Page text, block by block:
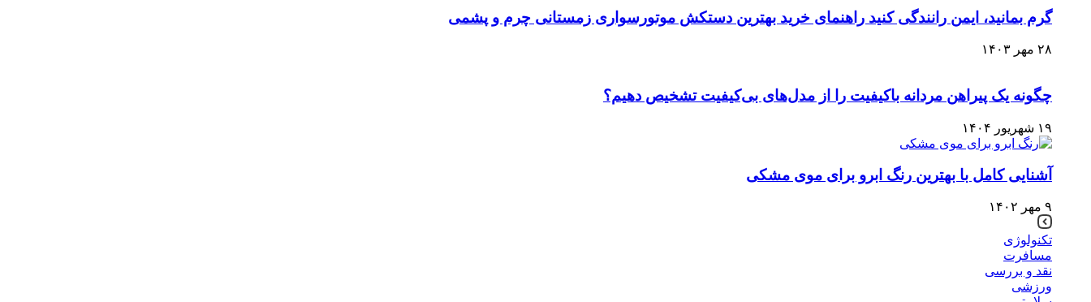
گرم بمانید، ایمن رانندگی کنید راهنمای خرید بهترین دستکش موتورسواری زمستانی چرم و پشمی
۲۸ مهر ۱۴۰۳
چگونه یک پیراهن مردانه باکیفیت را از مدل‌های بی‌کیفیت تشخیص دهیم؟
۱۹ شهریور ۱۴۰۴
آشنایی کامل با بهترین رنگ ابرو برای موی مشکی
۹ مهر ۱۴۰۲
تکنولوژی
مسافرت
نقد و بررسی
ورزشی